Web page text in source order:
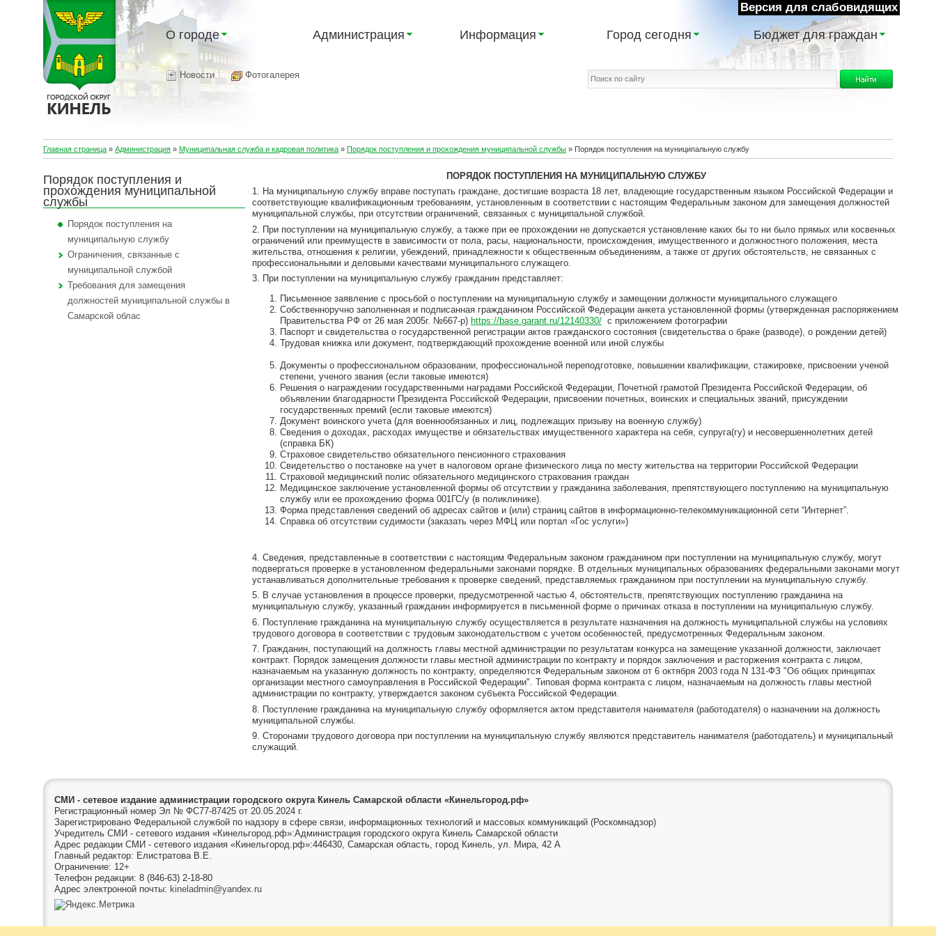
Версия для слабовидящих
О городе Администрация Информация Город сегодня Бюджет для граждан
Новости Фотогалерея
Главная страница » Администрация » Муниципальная служба и кадровая политика » Порядок поступления и прохождения муниципальной службы » Порядок поступления на муниципальную службу
Порядок поступления и
прохождения муниципальной
службы
Порядок поступления на
муниципальную службу
Ограничения, связанные с
муниципальной службой
Требования для замещения
должностей муниципальной службы в
Самарской облас
ПОРЯДОК ПОСТУПЛЕНИЯ НА МУНИЦИПАЛЬНУЮ СЛУЖБУ
1. На муниципальную службу вправе поступать граждане, достигшие возраста 18 лет, владеющие государственным языком Российской Федерации и
соответствующие квалификационным требованиям, установленным в соответствии с настоящим Федеральным законом для замещения должностей
муниципальной службы, при отсутствии ограничений, связанных с муниципальной службой.
2. При поступлении на муниципальную службу, а также при ее прохождении не допускается установление каких бы то ни было прямых или косвенных
ограничений или преимуществ в зависимости от пола, расы, национальности, происхождения, имущественного и должностного положения, места
жительства, отношения к религии, убеждений, принадлежности к общественным объединениям, а также от других обстоятельств, не связанных с
профессиональными и деловыми качествами муниципального служащего.
3. При поступлении на муниципальную службу гражданин представляет:
Письменное заявление с просьбой о поступлении на муниципальную службу и замещении должности муниципального служащего
Собственноручно заполненная и подписанная гражданином Российской Федерации анкета установленной формы (утвержденная распоряжением
Правительства РФ от 26 мая 2005г. №667-р) https://base.garant.ru/12140330/ с приложением фотографии
Паспорт и свидетельства о государственной регистрации актов гражданского состояния (свидетельства о браке (разводе), о рождении детей)
Трудовая книжка или документ, подтверждающий прохождение военной или иной службы
Документы о профессиональном образовании, профессиональной переподготовке, повышении квалификации, стажировке, присвоении ученой
степени, ученого звания (если таковые имеются)
Решения о награждении государственными наградами Российской Федерации, Почетной грамотой Президента Российской Федерации, об
объявлении благодарности Президента Российской Федерации, присвоении почетных, воинских и специальных званий, присуждении
государственных премий (если таковые имеются)
Документ воинского учета (для военнообязанных и лиц, подлежащих призыву на военную службу)
Сведения о доходах, расходах имуществе и обязательствах имущественного характера на себя, супруга(гу) и несовершеннолетних детей
(справка БК)
Страховое свидетельство обязательного пенсионного страхования
Свидетельство о постановке на учет в налоговом органе физического лица по месту жительства на территории Российской Федерации
Страховой медицинский полис обязательного медицинского страхования граждан
Медицинское заключение установленной формы об отсутствии у гражданина заболевания, препятствующего поступлению на муниципальную
службу или ее прохождению форма 001ГС/у (в поликлинике).
Форма представления сведений об адресах сайтов и (или) страниц сайтов в информационно-телекоммуникационной сети “Интернет”.
Справка об отсутствии судимости (заказать через МФЦ или портал «Гос услуги»)
4. Сведения, представленные в соответствии с настоящим Федеральным законом гражданином при поступлении на муниципальную службу, могут
подвергаться проверке в установленном федеральными законами порядке. В отдельных муниципальных образованиях федеральными законами могут
устанавливаться дополнительные требования к проверке сведений, представляемых гражданином при поступлении на муниципальную службу.
5. В случае установления в процессе проверки, предусмотренной частью 4, обстоятельств, препятствующих поступлению гражданина на
муниципальную службу, указанный гражданин информируется в письменной форме о причинах отказа в поступлении на муниципальную службу.
6. Поступление гражданина на муниципальную службу осуществляется в результате назначения на должность муниципальной службы на условиях
трудового договора в соответствии с трудовым законодательством с учетом особенностей, предусмотренных Федеральным законом.
7. Гражданин, поступающий на должность главы местной администрации по результатам конкурса на замещение указанной должности, заключает
контракт. Порядок замещения должности главы местной администрации по контракту и порядок заключения и расторжения контракта с лицом,
назначаемым на указанную должность по контракту, определяются Федеральным законом от 6 октября 2003 года N 131-ФЗ "Об общих принципах
организации местного самоуправления в Российской Федерации". Типовая форма контракта с лицом, назначаемым на должность главы местной
администрации по контракту, утверждается законом субъекта Российской Федерации.
8. Поступление гражданина на муниципальную службу оформляется актом представителя нанимателя (работодателя) о назначении на должность
муниципальной службы.
9. Сторонами трудового договора при поступлении на муниципальную службу являются представитель нанимателя (работодатель) и муниципальный
служащий.
СМИ - сетевое издание администрации городского округа Кинель Самарской области «Кинельгород.рф»
Регистрационный номер Эл № ФС77-87425 от 20.05.2024 г.
Зарегистрировано Федеральной службой по надзору в сфере связи, информационных технологий и массовых коммуникаций (Роскомнадзор)
Учредитель СМИ - сетевого издания «Кинельгород.рф»:Администрация городского округа Кинель Самарской области
Адрес редакции СМИ - сетевого издания «Кинельгород.рф»:446430, Самарская область, город Кинель, ул. Мира, 42 А
Главный редактор: Елистратова В.Е.
Ограничение: 12+
Телефон редакции: 8 (846-63) 2-18-80
Адрес электронной почты: kineladmin@yandex.ru